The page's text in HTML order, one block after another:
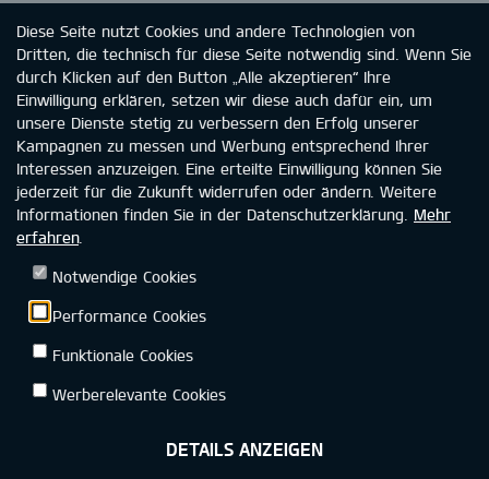
Kapazitätsminderung der Batterie in HEV- und MHEV-
Fahrzeugen ist nicht durch die Garantie abgedeckt. Wie du
einer möglichen Kapazitätsminderung entgegenwirken wirken
kannst, entnimmst du bitte der Betriebsanleitung. Weitere
Informationen zur Kia-Garantie findest du unter
www.kia.com/de/garantie.
Impressum Kontakt Barrierefreiheit
©2026 KIA DEUTSCHLAND GMBH
Diese Seite nutzt Cookies und andere Technologien von
Dritten, die technisch für diese Seite notwendig sind. Wenn Sie
durch Klicken auf den Button „Alle akzeptieren“ Ihre
Einwilligung erklären, setzen wir diese auch dafür ein, um
unsere Dienste stetig zu verbessern den Erfolg unserer
Kampagnen zu messen und Werbung entsprechend Ihrer
Interessen anzuzeigen. Eine erteilte Einwilligung können Sie
jederzeit für die Zukunft widerrufen oder ändern. Weitere
Informationen finden Sie in der Datenschutzerklärung. Mehr
erfahren.
Notwendige Cookies
Performance Cookies
Funktionale Cookies
Werberelevante Cookies
DETAILS ANZEIGEN